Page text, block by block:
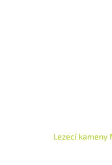
Lezecí kameny